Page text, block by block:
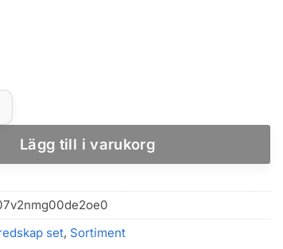
rostfritt stål med ergonomiskt grepp mängd
Lägg till i varukorg
set, Sortiment